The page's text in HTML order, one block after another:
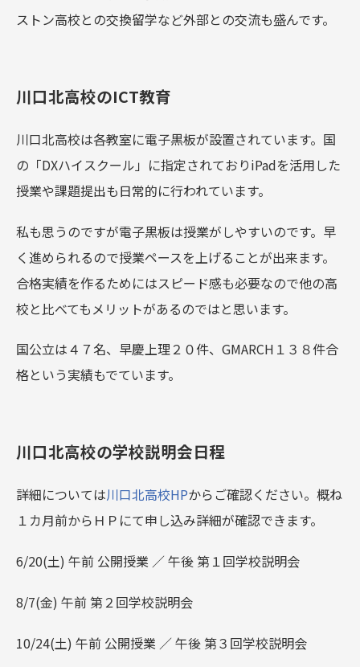
ストン高校との交換留学など外部との交流も盛んです。
川口北高校のICT教育
川口北高校は各教室に電子黒板が設置されています。国
の「DXハイスクール」に指定されておりiPadを活用した
授業や課題提出も日常的に行われています。
私も思うのですが電子黒板は授業がしやすいのです。早
く進められるので授業ペースを上げることが出来ます。
合格実績を作るためにはスピード感も必要なので他の高
校と比べてもメリットがあるのではと思います。
国公立は４７名、早慶上理２０件、GMARCH１３８件合
格という実績もでています。
川口北高校の学校説明会日程
詳細については川口北高校HPからご確認ください。概ね
１カ月前からＨＰにて申し込み詳細が確認できます。
6/20(土) 午前 公開授業 ／ 午後 第１回学校説明会
8/7(金) 午前 第２回学校説明会
10/24(土) 午前 公開授業 ／ 午後 第３回学校説明会